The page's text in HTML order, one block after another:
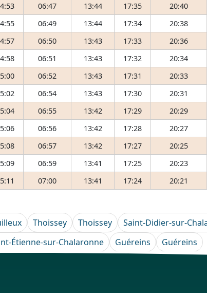
06:47 13:44 17:35 20:40
06:49 13:44 17:34 20:38
06:50 13:43 17:33 20:36
06:51 13:43 17:32 20:34
06:52 13:43 17:31 20:33
06:54 13:43 17:30 20:31
06:55 13:42 17:29 20:29
06:56 13:42 17:28 20:27
06:57 13:42 17:27 20:25
06:59 13:41 17:25 20:23
07:00 13:41 17:24 20:21
Thoissey Thoissey
Saint-Didier-sur-
Étienne-sur-Chalaronne Guéreins Guéreins